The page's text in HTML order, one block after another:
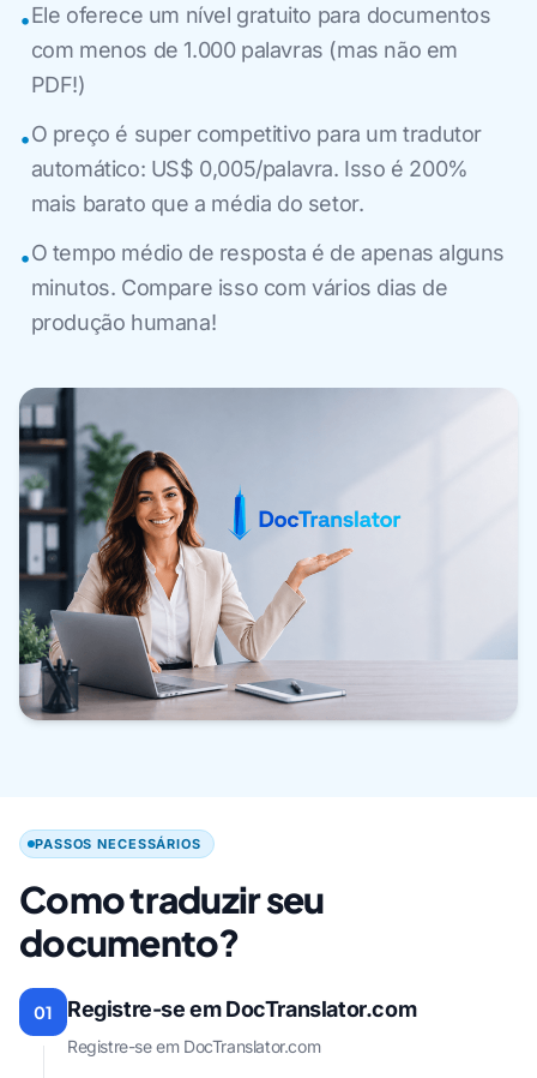
•Ele oferece um nível gratuito para documentos
com menos de 1.000 palavras (mas não em
PDF!)
•O preço é super competitivo para um tradutor
automático: US$ 0,005/palavra. Isso é 200%
mais barato que a média do setor.
•O tempo médio de resposta é de apenas alguns
minutos. Compare isso com vários dias de
produção humana!
PASSOS NECESSÁRIOS
Como traduzir seu
documento?
01 Registre-se em DocTranslator.com
Registre-se em DocTranslator.com